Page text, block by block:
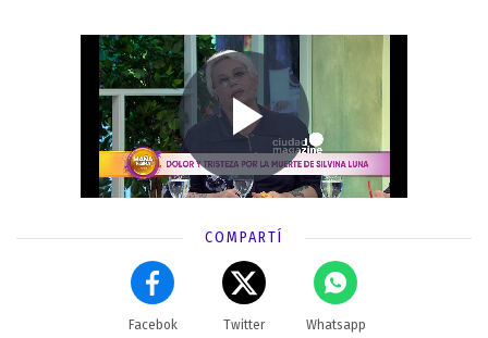
COMPARTÍ
Facebok Twitter Whatsapp